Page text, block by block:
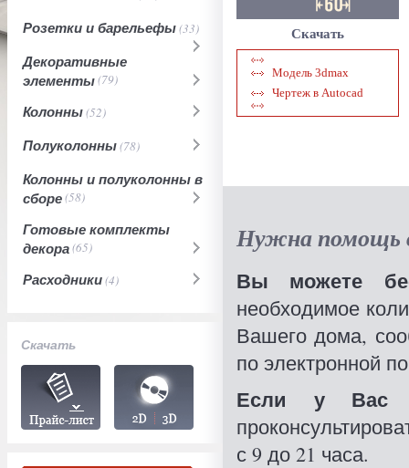
Розетки и барельефы(33)
Декоративные
элементы(79)
Колонны(52)
Полуколонны(78)
Колонны и полуколонны в
сборе(58)
Готовые комплекты
декора(65)
Расходники(4)
Скачать
Скачать
Модель 3dmax
Чертеж в Autocad
Нужна помощь
Вы можете
необходимое
Вашего дома,
по электронной
Если у Вас
с 9 до 21 часа.